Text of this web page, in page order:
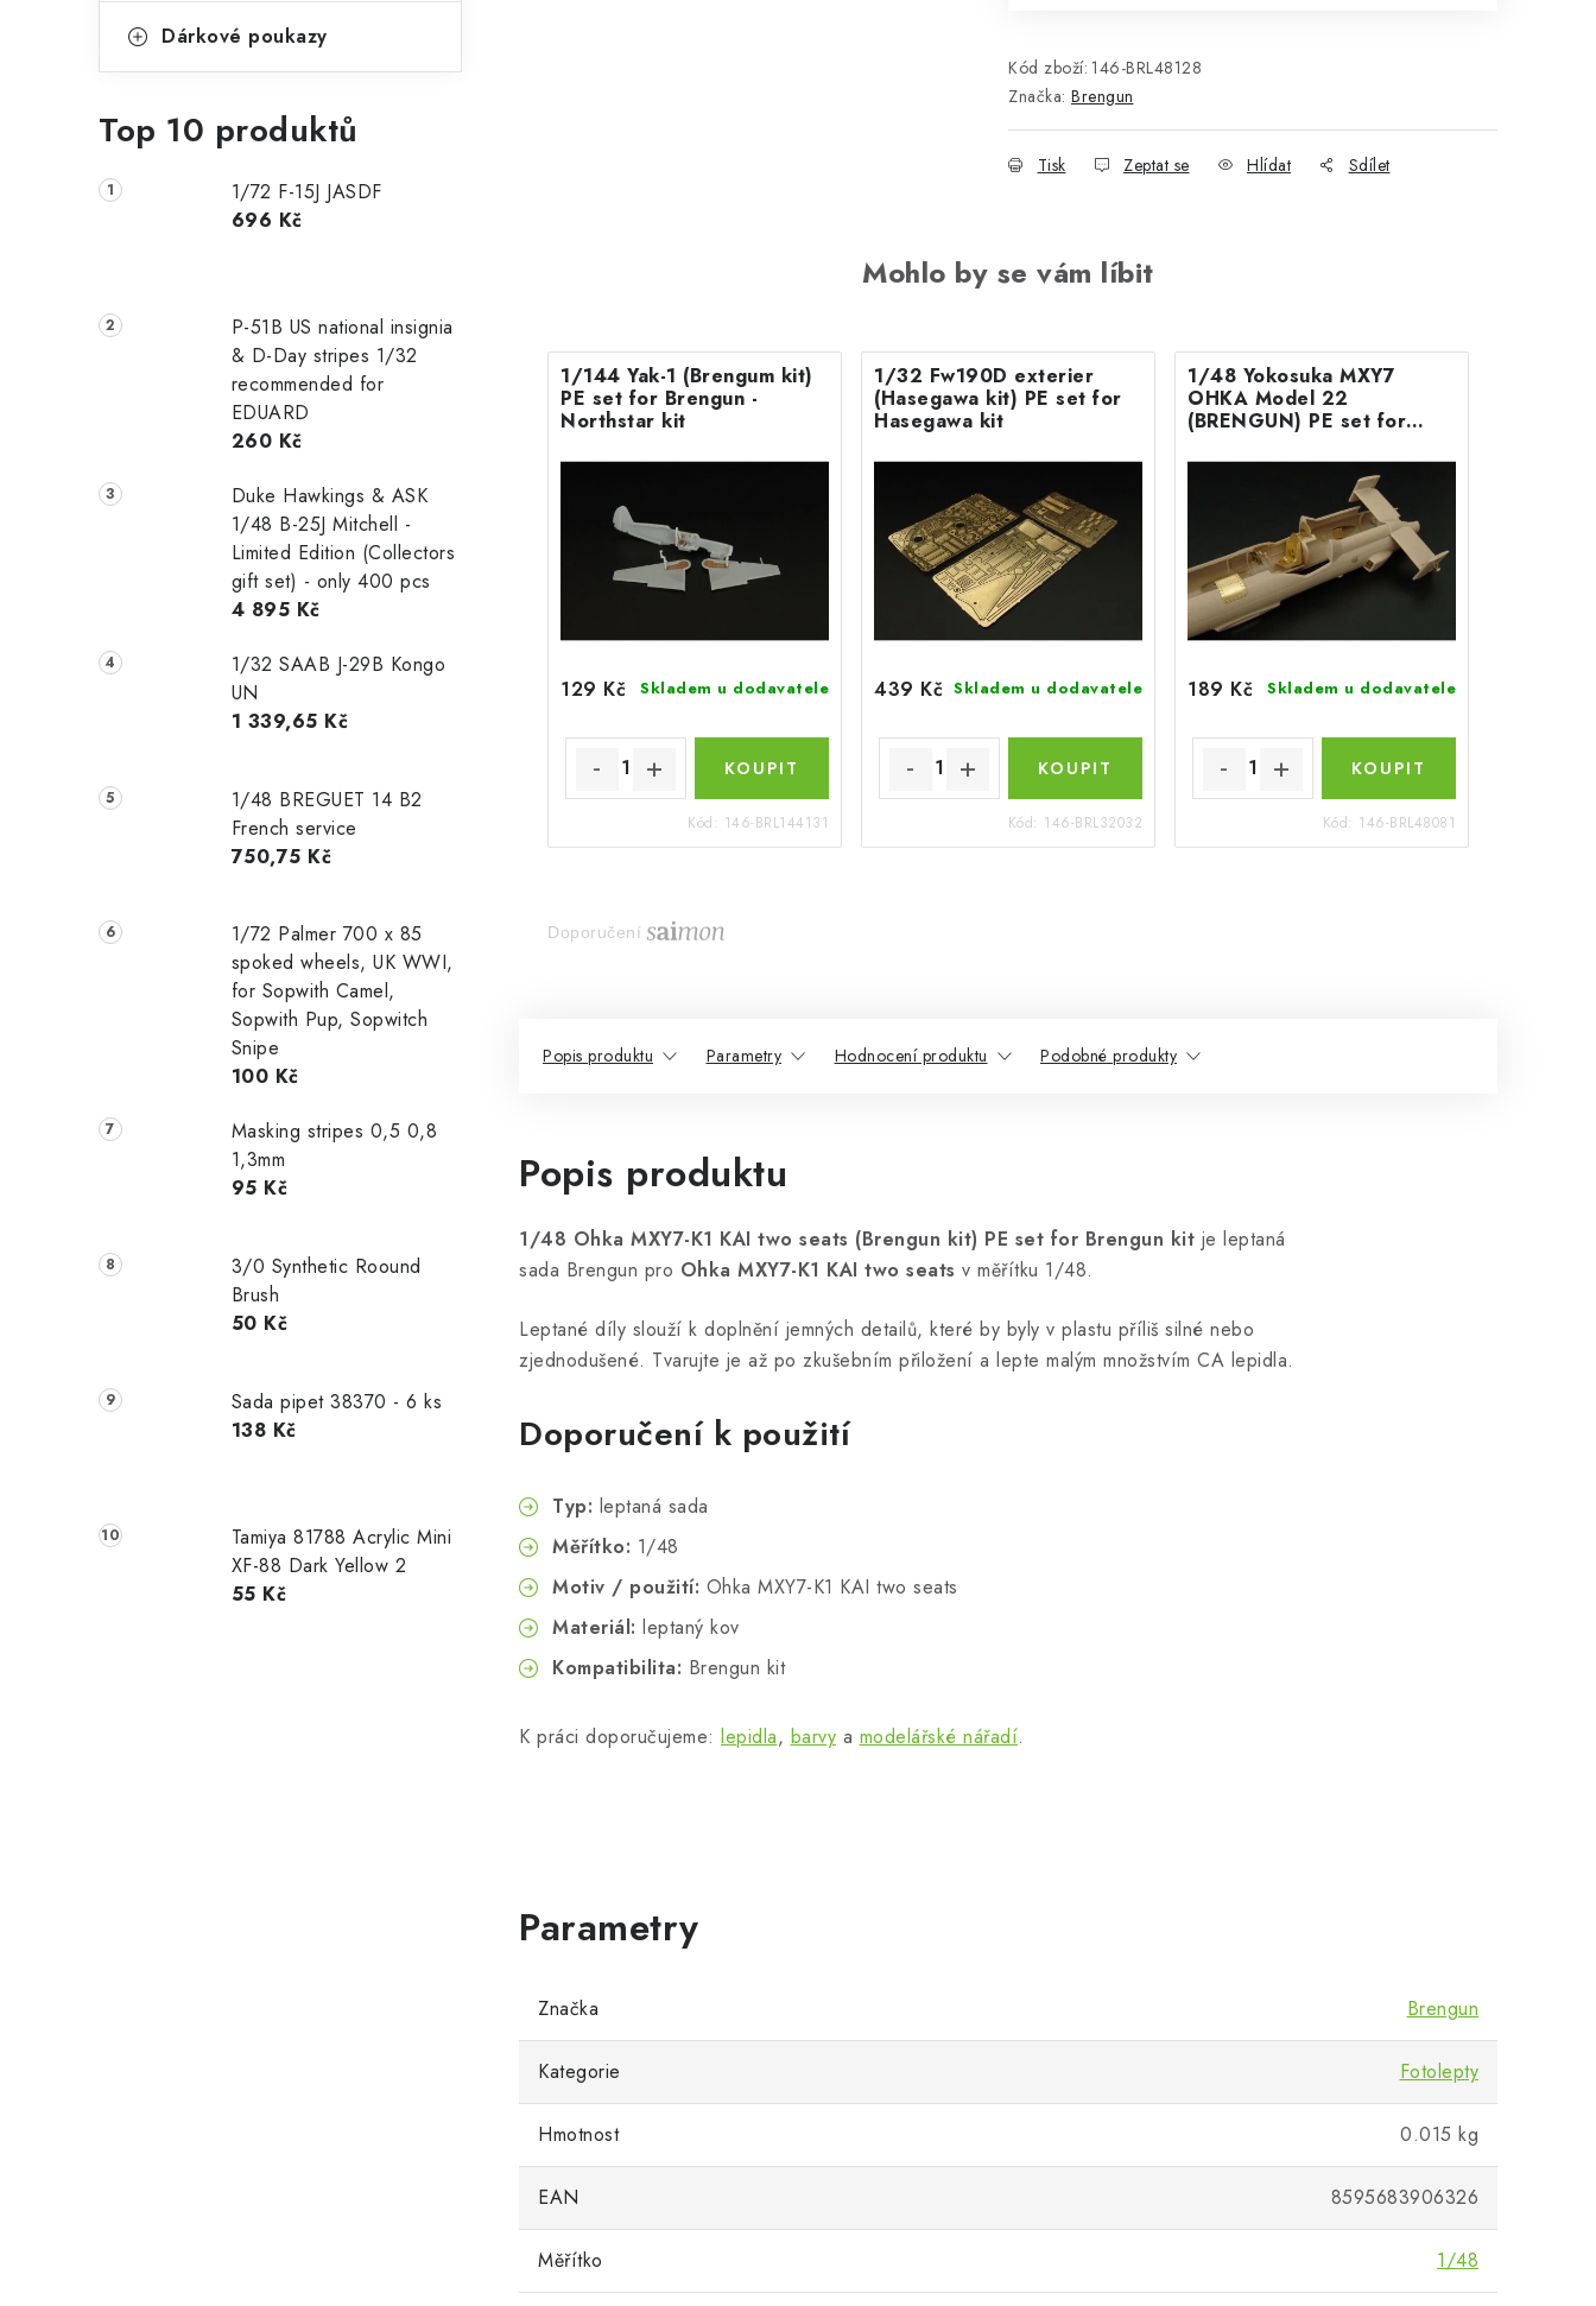
Dárkové poukazy
Top 10 produktů
1/72 F-15J JASDF
696 Kč
P-51B US national insignia
& D-Day stripes 1/32
recommended for
EDUARD
260 Kč
Duke Hawkings & ASK
1/48 B-25J Mitchell -
Limited Edition (Collectors
gift set) - only 400 pcs
4 895 Kč
1/32 SAAB J-29B Kongo
UN
1 339,65 Kč
1/48 ‌‌BREGUET 14 B2
French service
750,75 Kč
1/72 Palmer 700 x 85
spoked wheels, UK WWI,
for Sopwith Camel,
Sopwith Pup, Sopwitch
Snipe
100 Kč
Masking stripes 0,5 0,8
1,3mm
95 Kč
3/0 Synthetic Roound
Brush
50 Kč
Sada pipet 38370 - 6 ks
138 Kč
Tamiya 81788 Acrylic Mini
XF-88 Dark Yellow 2
55 Kč
Kód zboží: 146-BRL48128
Značka: Brengun
Tisk Zeptat se Hlídat Sdílet
Mohlo by se vám líbit
1/144 Yak-1 (Brengum kit)
PE set for Brengun -
Northstar kit
129 Kč Skladem u dodavatele
Kód: 146-BRL144131
1/32 Fw190D exterier
(Hasegawa kit) PE set for
Hasegawa kit
439 Kč Skladem u dodavatele
Kód: 146-BRL32032
1/48 Yokosuka MXY7
OHKA Model 22
(BRENGUN) PE set for
189 Kč Skladem u dodavatele
Kód: 146-BRL48081
Doporučení
Popis produktu Parametry Hodnocení produktu Podobné produkty
Popis produktu
1/48 Ohka MXY7-K1 KAI two seats (Brengun kit) PE set for Brengun kit je leptaná
sada Brengun pro Ohka MXY7-K1 KAI two seats v měřítku 1/48.
Leptané díly slouží k doplnění jemných detailů, které by byly v plastu příliš silné nebo
zjednodušené. Tvarujte je až po zkušebním přiložení a lepte malým množstvím CA lepidla.
Doporučení k použití
Typ: leptaná sada
Měřítko: 1/48
Motiv / použití: Ohka MXY7-K1 KAI two seats
Materiál: leptaný kov
Kompatibilita: Brengun kit
K práci doporučujeme: lepidla, barvy a modelářské nářadí.
Značka Brengun
Kategorie Fotolepty
Hmotnost 0.015 kg
EAN 8595683906326
Měřítko 1/48